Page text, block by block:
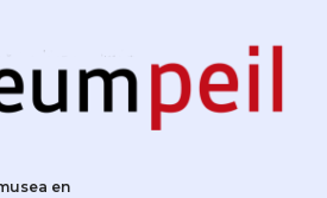
en